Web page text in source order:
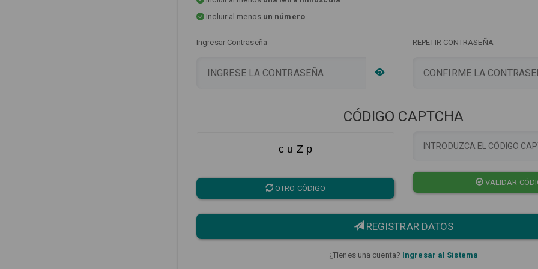
Incluir al menos un número.
Ingresar Contraseña REPETIR CONTRASEÑA
CÓDIGO CAPTCHA
c u Z p
OTRO CÓDIGO
VALIDAR
REGISTRAR DATOS
¿Tienes una cuenta? Ingresar al Sistema